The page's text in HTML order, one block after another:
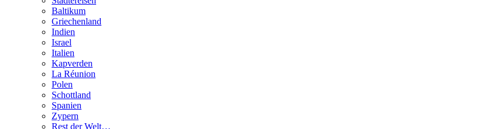
Baltikum
Griechenland
Indien
Israel
Italien
Kapverden
La Réunion
Polen
Schottland
Spanien
Zypern
Rest der Welt…